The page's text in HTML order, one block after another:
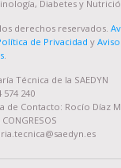
Diabetes y
derechos reservados.
de Privacidad y
.
Técnica de la SAEDYN
574 240
de Contacto: Rocío Díaz